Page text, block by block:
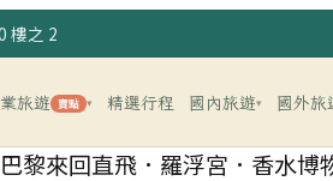
樓之 2
旅遊 賣點 ▾ 精選行程 國內旅遊▾ 國外旅
黎來回直飛．羅浮宮．香水博